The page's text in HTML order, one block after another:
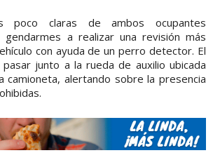
poco claras de ambos ocupantes
a realizar una revisión más
con ayuda de un perro detector. El
pasar junto a la rueda de auxilio ubicada
camioneta, alertando sobre la presencia